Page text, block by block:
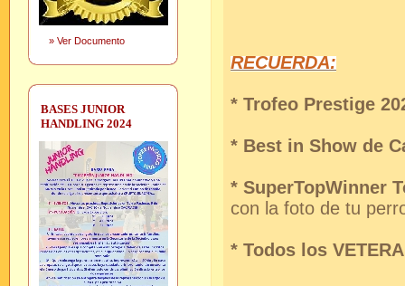
» Ver Documento
BASES JUNIOR
HANDLING 2024
RECUERDA:
* Trofeo Prestige
* Best in Show de
* SuperTopWinner
con la foto de tu
* Todos los